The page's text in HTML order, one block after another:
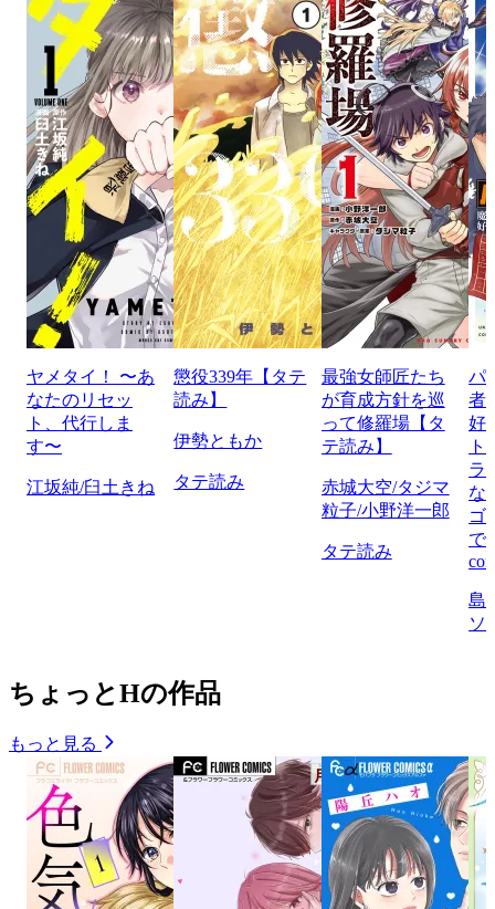
ヤメタイ！ 〜あ
なたのリセッ
ト、代行しま
す〜
江坂純/臼土きね
懲役339年【タテ
読み】
伊勢ともか
タテ読み
最強女師匠たち
が育成方針を巡
って修羅場【タ
テ読み】
赤城大空/タジマ
粒子/小野洋一郎
タテ読み
パ
者
好
ト
ラ
な
ゴ
で
島
ソ
ちょっとHの作品
もっと見る